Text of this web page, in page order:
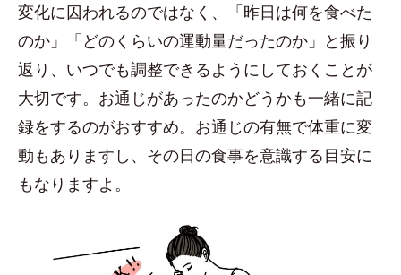
変化に囚われるのではなく、「昨日は何を食べた
のか」「どのくらいの運動量だったのか」と振り
返り、いつでも調整できるようにしておくことが
大切です。お通じがあったのかどうかも一緒に記
録をするのがおすすめ。お通じの有無で体重に変
動もありますし、その日の食事を意識する目安に
もなりますよ。